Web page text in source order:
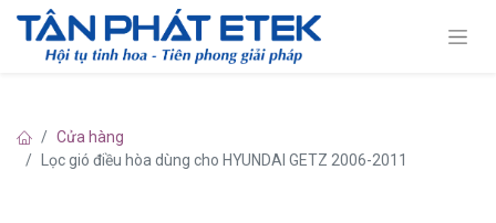
Cửa hàng
Lọc gió điều hòa dùng cho HYUNDAI GETZ 2006-2011